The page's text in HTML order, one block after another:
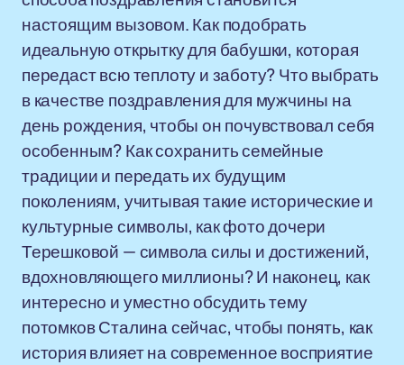
настоящим вызовом. Как подобрать
идеальную открытку для бабушки, которая
передаст всю теплоту и заботу? Что выбрать
в качестве поздравления для мужчины на
день рождения, чтобы он почувствовал себя
особенным? Как сохранить семейные
традиции и передать их будущим
поколениям, учитывая такие исторические и
культурные символы, как фото дочери
Терешковой — символа силы и достижений,
вдохновляющего миллионы? И наконец, как
интересно и уместно обсудить тему
потомков Сталина сейчас, чтобы понять, как
история влияет на современное восприятие